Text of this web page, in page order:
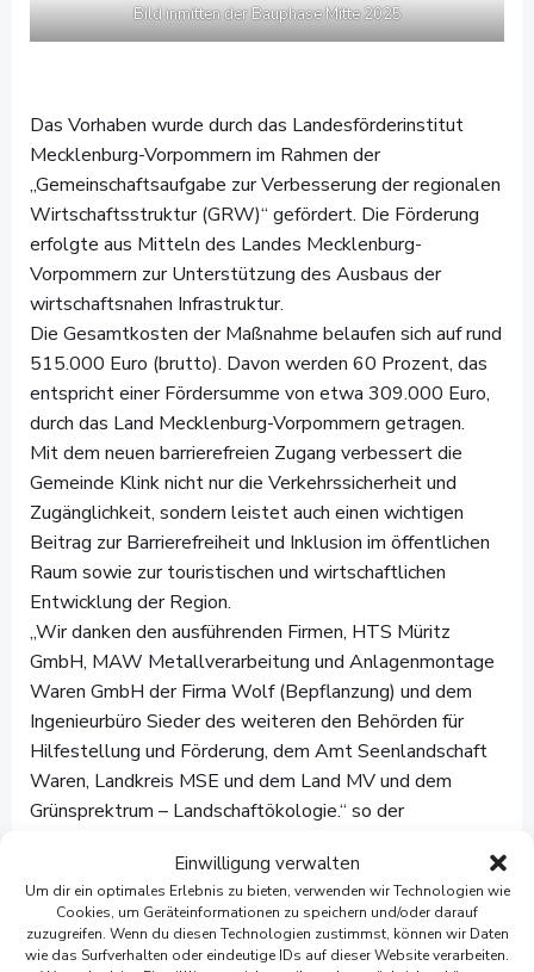
Einwilligung verwalten
Um dir ein optimales Erlebnis zu bieten, verwenden wir Technologien wie
Cookies, um Geräteinformationen zu speichern und/oder darauf
zuzugreifen. Wenn du diesen Technologien zustimmst, können wir Daten
wie das Surfverhalten oder eindeutige IDs auf dieser Website verarbeiten.
Bild inmitten der Bauphase Mitte 2025
Das Vorhaben wurde durch das Landesförderinstitut
Mecklenburg-Vorpommern im Rahmen der
„Gemeinschaftsaufgabe zur Verbesserung der regionalen
Wirtschaftsstruktur (GRW)“ gefördert. Die Förderung
erfolgte aus Mitteln des Landes Mecklenburg-
Vorpommern zur Unterstützung des Ausbaus der
wirtschaftsnahen Infrastruktur.
Die Gesamtkosten der Maßnahme belaufen sich auf rund
515.000 Euro (brutto). Davon werden 60 Prozent, das
entspricht einer Fördersumme von etwa 309.000 Euro,
durch das Land Mecklenburg-Vorpommern getragen.
Mit dem neuen barrierefreien Zugang verbessert die
Gemeinde Klink nicht nur die Verkehrssicherheit und
Zugänglichkeit, sondern leistet auch einen wichtigen
Beitrag zur Barrierefreiheit und Inklusion im öffentlichen
Raum sowie zur touristischen und wirtschaftlichen
Entwicklung der Region.
„Wir danken den ausführenden Firmen, HTS Müritz
GmbH, MAW Metallverarbeitung und Anlagenmontage
Waren GmbH der Firma Wolf (Bepflanzung) und dem
Ingenieurbüro Sieder des weiteren den Behörden für
Hilfestellung und Förderung, dem Amt Seenlandschaft
Waren, Landkreis MSE und dem Land MV und dem
Grünsprektrum – Landschaftökologie.“ so der
Eröffnungsrede am heutigen Tag.
Bei schönstem Sonnenschein und pünktlich um 11 Uhr
wurde die Baumaßnahme heute am 13.11.2025 nach
einem guten Jahr Bauzeit (zufällig mit einem